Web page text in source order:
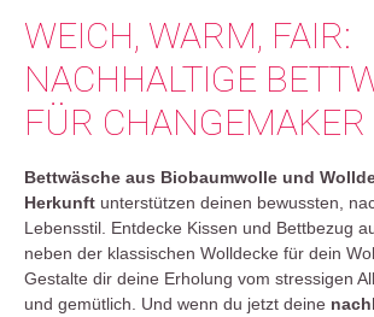
WEICH, WARM, FAIR:
NACHHALTIGE
FÜR CHANGEMAKER
Bettwäsche aus Biobaumwolle und
Herkunft unterstützen deinen bewussten,
Lebensstil. Entdecke Kissen und Bettbezug
neben der klassischen Wolldecke für dein
Gestalte dir deine Erholung vom stressigen
und gemütlich. Und wenn du jetzt deine